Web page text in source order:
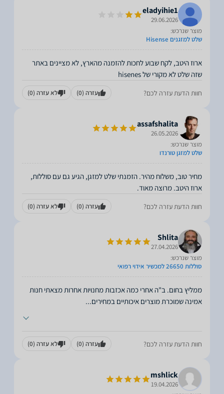
eladyihie1
29.06.2026
מוצר שנרכש:
שלט למזגנים Hisense
ארוז היטב, לקח שבוע לחכות להזמנה מהארץ, לא מציינים באתר
שזה שלט לא מקורי של hisenes
חוות הדעת עזרה לכם? עזרה (0) לא עזרה (0)
assafshalita
26.05.2026
מוצר שנרכש:
שלט למזגן טורנדו
מחיר טוב, משלוח מהיר. הזמנתי שלט למזגן, הגיע גם עם סוללות,
ארוז היטב. מרוצה מאוד.
חוות הדעת עזרה לכם? עזרה (0) לא עזרה (0)
Shlita
27.04.2026
מוצר שנרכש:
סוללות 26650 למכשיר אידוי רפואי
ממליץ בחום. ב"ה אחרי כמה אכזבות מחנויות אחרות מצאתי חנות
אמינה שמוכרת מוצרים איכותיים במחירים...
חוות הדעת עזרה לכם? עזרה (0) לא עזרה (0)
mshlick
19.04.2026